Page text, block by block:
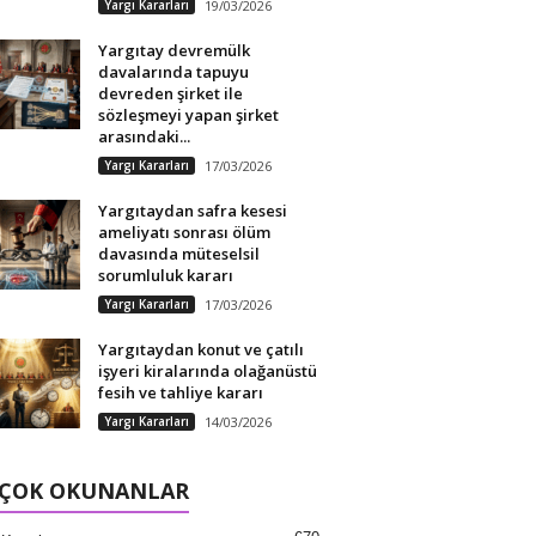
Yargı Kararları 19/03/2026
Yargıtay devremülk
davalarında tapuyu
devreden şirket ile
sözleşmeyi yapan şirket
arasındaki...
Yargı Kararları 17/03/2026
Yargıtaydan safra kesesi
ameliyatı sonrası ölüm
davasında müteselsil
sorumluluk kararı
Yargı Kararları 17/03/2026
Yargıtaydan konut ve çatılı
işyeri kiralarında olağanüstü
fesih ve tahliye kararı
Yargı Kararları 14/03/2026
OKUNANLAR